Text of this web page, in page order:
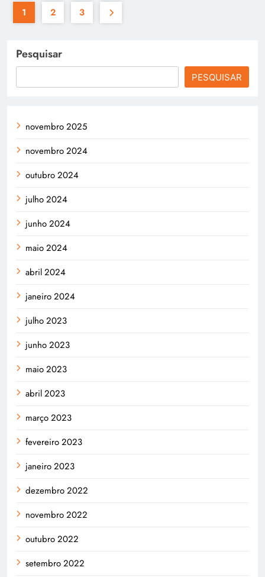
1 2 3
Pesquisar
PESQUISAR
novembro 2025
novembro 2024
outubro 2024
julho 2024
junho 2024
maio 2024
abril 2024
janeiro 2024
julho 2023
junho 2023
maio 2023
abril 2023
março 2023
fevereiro 2023
janeiro 2023
dezembro 2022
novembro 2022
outubro 2022
setembro 2022